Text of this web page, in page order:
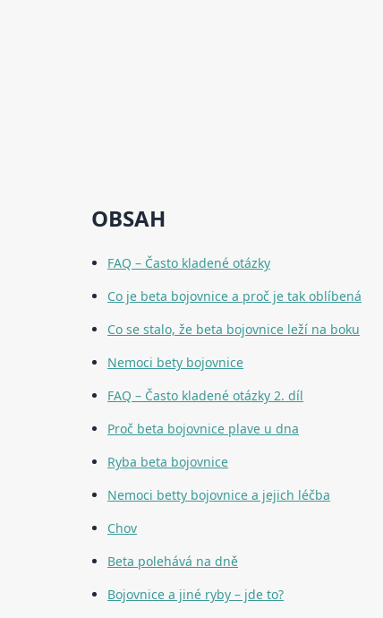
OBSAH
FAQ – Často kladené otázky
Co je beta bojovnice a proč je tak oblíbená
Co se stalo, že beta bojovnice leží na boku
Nemoci bety bojovnice
FAQ – Často kladené otázky 2. díl
Proč beta bojovnice plave u dna
Ryba beta bojovnice
Nemoci betty bojovnice a jejich léčba
Chov
Beta polehává na dně
Bojovnice a jiné ryby – jde to?